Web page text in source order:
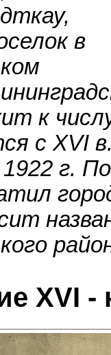
в
к
с ХVI
1922 г.
XVI -